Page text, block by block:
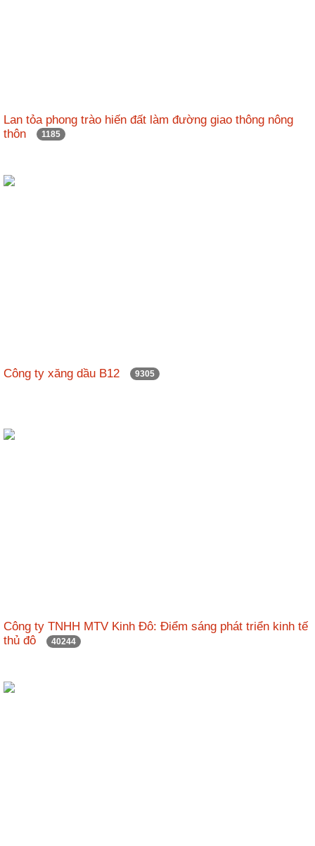
Lan tỏa phong trào hiến đất làm đường giao thông nông
thôn
1185
Công ty xăng dầu B12 9305
Công ty TNHH MTV Kinh Đô: Điểm sáng phát triển kinh tế
thủ đô
40244